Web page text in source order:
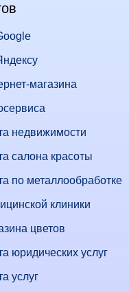
магазина
недвижимости
салона красоты
по металлообработке
клиники
цветов
юридических услуг
услуг